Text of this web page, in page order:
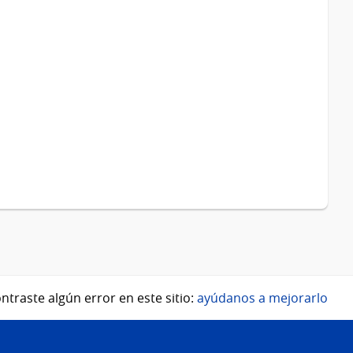
algún error en este sitio: ayúdanos a mejorarlo